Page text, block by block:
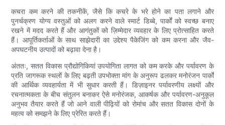
कचरा कम करने की तकनीकें, जैसे कि कचरे के भरे होने का पता लगाने और
पुनर्चक्रण योग्य वस्तुओं को अलग करने वाले स्मार्ट डिब्बे, पार्कों को स्वच्छ बनाए
रखने में मदद करते हैं और आगंतुकों को ज़िम्मेदार व्यवहार के लिए प्रोत्साहित करते
हैं। आपूर्तिकर्ताओं के साथ साझेदारी का उद्देश्य पैकेजिंग को कम करना और जैव-
अपघटनीय उत्पादों को बढ़ावा देना है।
अंततः, सतत विकास प्रौद्योगिकियां उपयोगिता लागत को कम करके और पर्यावरण के
प्रति जागरूक स्थलों के लिए बढ़ती उपभोक्ता मांग के अनुरूप ढलकर मनोरंजन पार्कों
की आर्थिक व्यवहार्यता में भी सुधार करती हैं। डिज़ाइनर पर्यावरणीय लक्ष्यों और
रचनात्मकता के बीच संतुलन बनाकर ऐसे मनोरंजक, आकर्षक और पर्यावरण-अनुकूल
अनुभव तैयार करते हैं जो आने वाली पीढ़ियों को रोमांच और सतत विकास दोनों के
महत्व को समझने के लिए प्रेरित करते हैं।